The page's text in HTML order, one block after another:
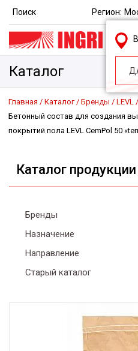
Поиск Регион:
пн. –
Каталог
Главная Каталог Бренды LEVL
Бетонный состав для создания
покрытий пола LEVL CemPol 50
Каталог продукции
Бренды
Назначение
Направление
Старый каталог